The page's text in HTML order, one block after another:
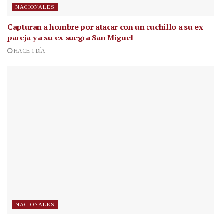
NACIONALES
Capturan a hombre por atacar con un cuchillo a su ex
pareja y a su ex suegra San Miguel
HACE 1 DÍA
NACIONALES